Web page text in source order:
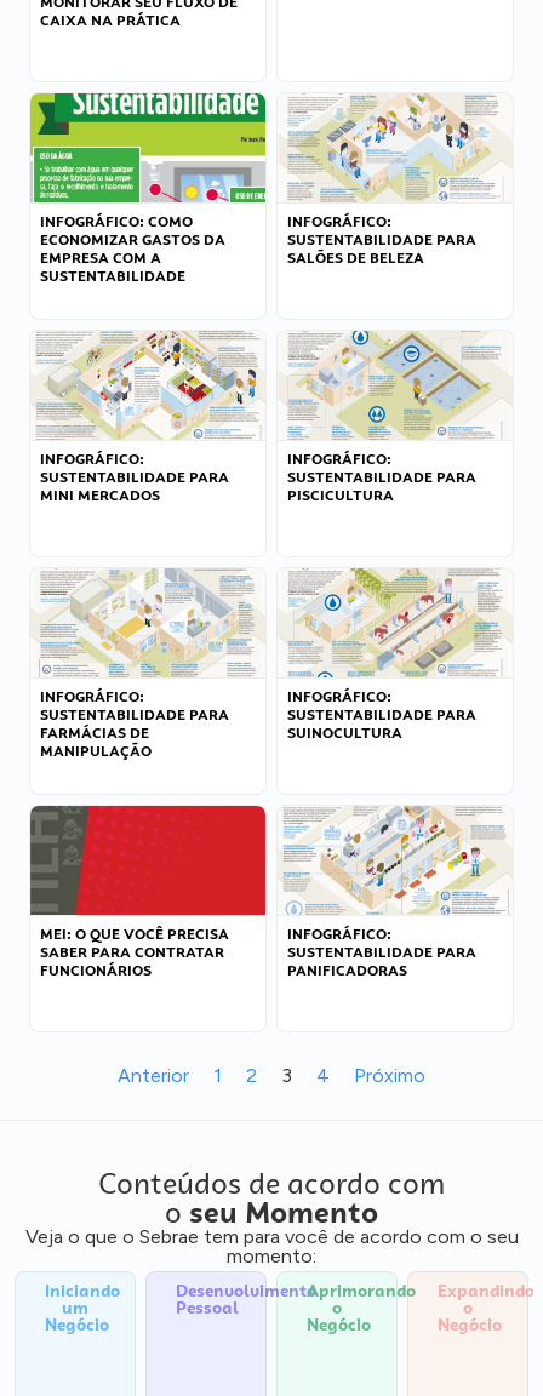
CAIXA NA PRÁTICA
INFOGRÁFICO: COMO
ECONOMIZAR GASTOS DA
EMPRESA COM A
SUSTENTABILIDADE
INFOGRÁFICO:
SUSTENTABILIDADE PARA
SALÕES DE BELEZA
INFOGRÁFICO:
SUSTENTABILIDADE PARA
MINI MERCADOS
INFOGRÁFICO:
SUSTENTABILIDADE PARA
PISCICULTURA
INFOGRÁFICO:
SUSTENTABILIDADE PARA
FARMÁCIAS DE
MANIPULAÇÃO
INFOGRÁFICO:
SUSTENTABILIDADE PARA
SUINOCULTURA
MEI: O QUE VOCÊ PRECISA
SABER PARA CONTRATAR
FUNCIONÁRIOS
INFOGRÁFICO:
SUSTENTABILIDADE PARA
PANIFICADORAS
Anterior 1 2 3 4 Próximo
Conteúdos de acordo com
o seu Momento
Veja o que o Sebrae tem para você de acordo com o seu
momento:
Iniciando
um
Negócio
Desenvolvimento
Pessoal
Aprimorando
o
Negócio
Expandindo
o
Negócio